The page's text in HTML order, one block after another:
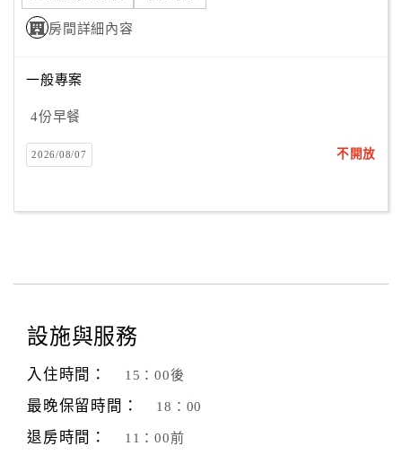
提
案
店
作
作
旅
伴
劃
房間詳細內容
一般專案
4份早餐
2026/08/07 不開放
設施與服務
入住時間： 15：00後
最晚保留時間： 18：00
退房時間： 11：00前